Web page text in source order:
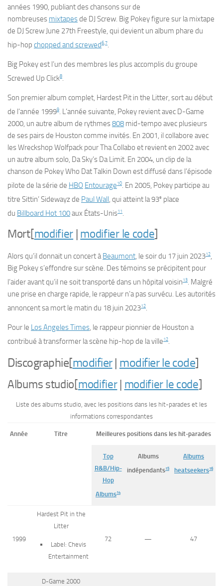
années 1990, publiant des chansons sur de
nombreuses mixtapesde DJ Screw. Big Pokey figure sur la mixtape
de DJ Screw June 27th Freestyle, qui devient un album phare du
hip-hop chopped and screwed67.
Big Pokey est l’un des membres les plus accomplis du groupe
Screwed Up Click8.
Son premier album complet, Hardest Pit in the Litter, sort au début
de l’année 19999. L’année suivante, Pokey revient avec D-Game
2000, un autre album de rythmes808 mid-tempo avec plusieurs
de ses pairs de Houston comme invités. En 2001, il collabore avec
les Wreckshop Wolfpack pourTha Collabo et revient en 2002 avec
un autre album solo, Da Sky’s Da Limit. En 2004, un clip de la
chanson de PokeyWho Dat Talkin Down est diffusé dans l’épisode
pilote de la série de HBO Entourage10. En 2005, Pokey participe au
titre Sittin’ Sidewayzde Paul Wall, qui atteint la 93e place
du Billboard Hot 100aux États-Unis11.
Mort[modifier modifier le code]
Alors qu’il donnait un concert àBeaumont, le soir du 17 juin 202312,
Big Pokey s’effondre sur scène. Des témoins se précipitent pour
l’aider avant qu’il ne soit transporté dans un hôpital voisin13. Malgré
une prise en charge rapide, le rappeur n’a pas survécu. Les autorités
annoncent sa mort le matin du 18 juin 202312.
Pour le Los Angeles Times, le rappeur pionnier de Houston a
contribué à transformer la scène hip-hop de la ville12.
Discographie[modifier| modifier le code]
Albums studio[modifier| modifier le code]
Liste des albums studio, avec les positions dans les hit-parades et les
informations correspondantes
Année Titre Meilleures positions dans les hit-parades
Top
R&B/Hip-
Hop
Albums14
Albums
indépendants15
Albums
heatseekers16
1999
Hardest Pit in the
Litter
Label: Chevis
Entertainment
72 — 47
D-Game 2000